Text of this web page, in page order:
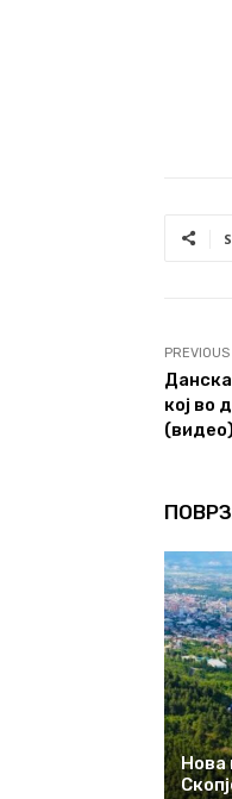
кој во
(видео)
Нова